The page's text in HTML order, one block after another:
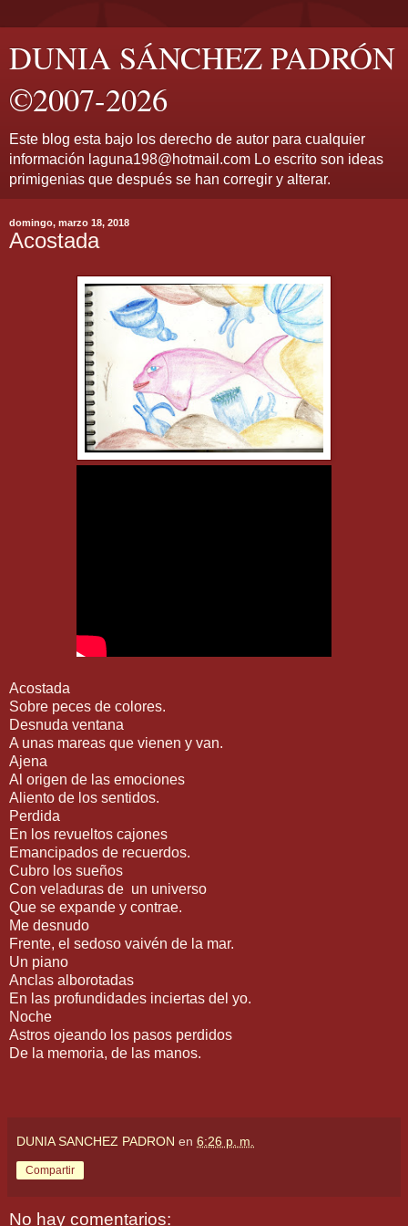
DUNIA SÁNCHEZ PADRÓN
©2007-2026
Este blog esta bajo los derecho de autor para cualquier
información laguna198@hotmail.com Lo escrito son ideas
primigenias que después se han corregir y alterar.
domingo, marzo 18, 2018
Acostada
Acostada
Sobre peces de colores.
Desnuda ventana
A unas mareas que vienen y van.
Ajena
Al origen de las emociones
Aliento de los sentidos.
Perdida
En los revueltos cajones
Emancipados de recuerdos.
Cubro los sueños
Con veladuras de un universo
Que se expande y contrae.
Me desnudo
Frente, el sedoso vaivén de la mar.
Un piano
Anclas alborotadas
En las profundidades inciertas del yo.
Noche
Astros ojeando los pasos perdidos
De la memoria, de las manos.
DUNIA SANCHEZ PADRON en 6:26 p. m.
Compartir
No hay comentarios: